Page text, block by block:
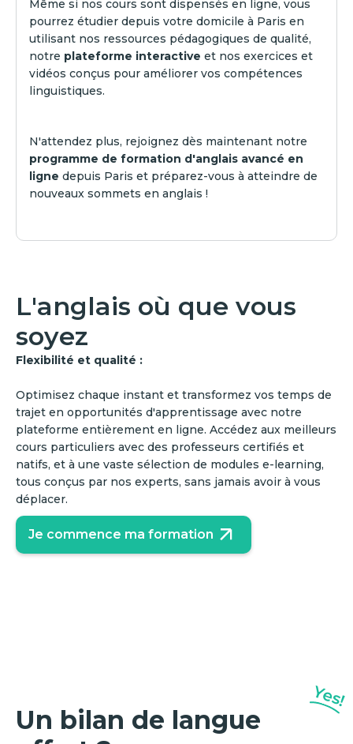
Même si nos cours sont dispensés en ligne, vous
pourrez étudier depuis votre domicile à Paris en
utilisant nos ressources pédagogiques de qualité,
notre plateforme interactive et nos exercices et
vidéos conçus pour améliorer vos compétences
linguistiques.
N'attendez plus, rejoignez dès maintenant notre
programme de formation d'anglais avancé en
ligne depuis Paris et préparez-vous à atteindre de
nouveaux sommets en anglais !
L'anglais où que vous
soyez
Flexibilité et qualité :
Optimisez chaque instant et transformez vos temps de
trajet en opportunités d'apprentissage avec notre
plateforme entièrement en ligne. Accédez aux meilleurs
cours particuliers avec des professeurs certifiés et
natifs, et à une vaste sélection de modules e-learning,
tous conçus par nos experts, sans jamais avoir à vous
déplacer.
Je commence ma formation
Un bilan de langue
Yes!